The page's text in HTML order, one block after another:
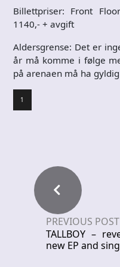
Billettpriser: Front
1140,- + avgift
Aldersgrense: Det er
år må komme i følge
på arenaen må ha
1
PREVIOUS POST
TALLBOY –
new EP and